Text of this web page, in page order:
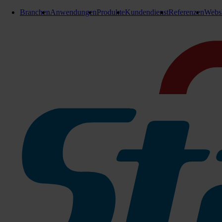
BranchenAnwendungenProdukteKundendienstReferenzen
Bürsten / Treibteller
Treibteller 1 Stk.
440-7664
Sofort lieferbar
Für Anfrage in Warenkorb legen
Lieferung in 6-8 Werktagen
Brauchen Sie Hilfe? Kontaktieren Sie uns!